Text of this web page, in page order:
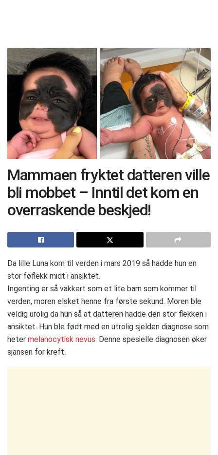
Mammaen fryktet datteren ville
bli mobbet – Inntil det kom en
overraskende beskjed!
Da lille Luna kom til verden i mars 2019 så hadde hun en
stor føflekk midt i ansiktet.
Ingenting er så vakkert som et lite barn som kommer til
verden, moren elsket henne fra første sekund. Moren ble
veldig urolig da hun så at datteren hadde den stor flekken i
ansiktet. Hun ble født med en utrolig sjelden diagnose som
heter melanocytisk nevus. Denne spesielle diagnosen øker
sjansen for kreft.